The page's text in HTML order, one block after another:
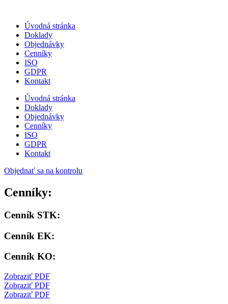
Úvodná stránka
Doklady
Objednávky
Cenníky
ISO
GDPR
Kontakt
Úvodná stránka
Doklady
Objednávky
Cenníky
ISO
GDPR
Kontakt
Objednať sa na kontrolu
Cenníky:
Cenník STK:
Cenník EK:
Cenník KO:
Zobraziť PDF
Zobraziť PDF
Zobraziť PDF